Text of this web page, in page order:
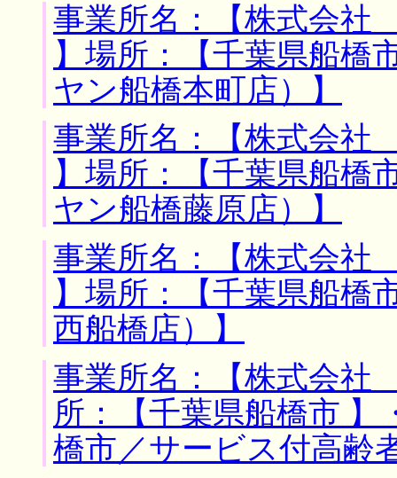
事業所名：【株式会
】場所：【千葉県船橋
ヤン船橋本町店）】
事業所名：【株式会
】場所：【千葉県船橋
ヤン船橋藤原店）】
事業所名：【株式会
】場所：【千葉県船橋
西船橋店）】
事業所名：【株式会
所：【千葉県船橋市
橋市／サービス付高齢